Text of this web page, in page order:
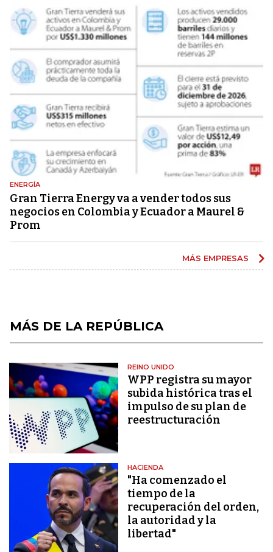
ENERGÍA
Gran Tierra Energy va a vender todos sus
negocios en Colombia y Ecuador a Maurel &
Prom
MÁS EMPRESAS
MÁS DE LA REPÚBLICA
REINO UNIDO
WPP registra su mayor
subida histórica tras el
impulso de su plan de
reestructuración
HACIENDA
"Ha comenzado el
tiempo de la
recuperación del orden,
la autoridad y la
libertad"